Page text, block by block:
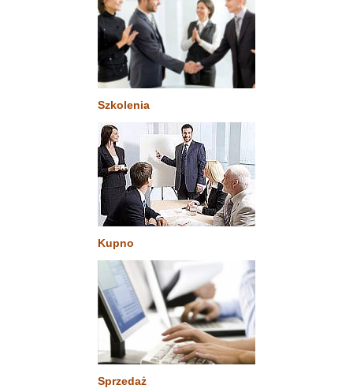
Szkolenia
Kupno
Sprzedaż